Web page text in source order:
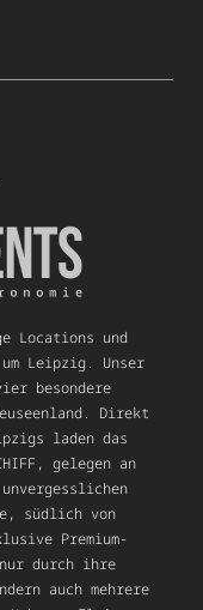
Locations und
Leipzig. Unser
besondere
Direkt
laden das
gelegen an
südlich von
Premium-
durch ihre
auch mehrere